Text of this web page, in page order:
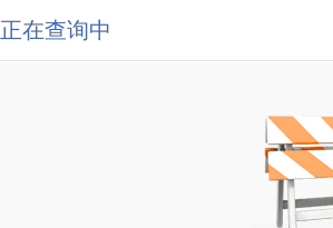
正在查询中